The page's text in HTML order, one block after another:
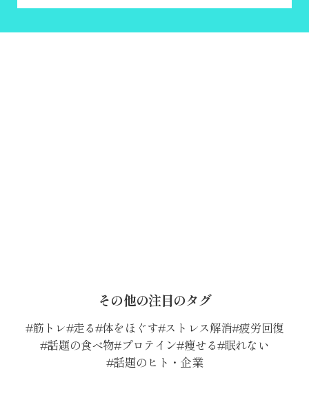
その他の注目のタグ
筋トレ 走る 体をほぐす ストレス解消 疲労回復
話題の食べ物 プロテイン 痩せる 眠れない
話題のヒト・企業